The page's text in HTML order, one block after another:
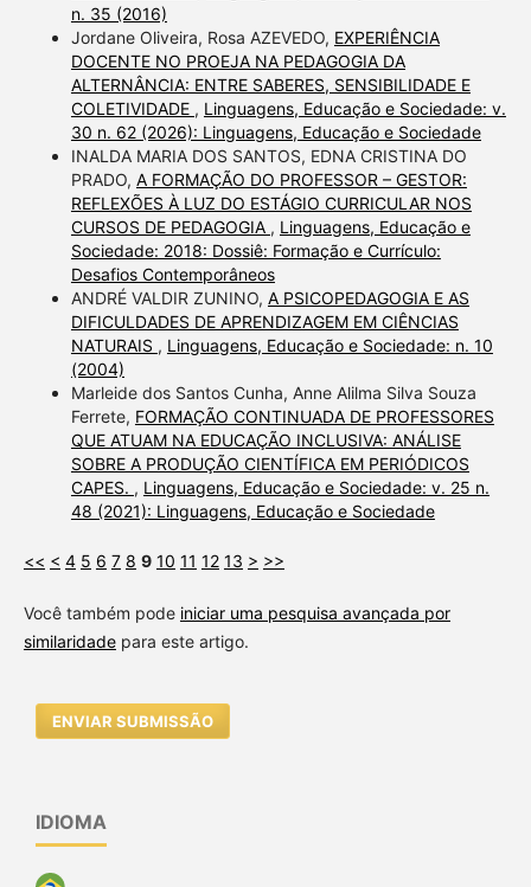
n. 35 (2016)
Jordane Oliveira, Rosa AZEVEDO, EXPERIÊNCIA
DOCENTE NO PROEJA NA PEDAGOGIA DA
ALTERNÂNCIA: ENTRE SABERES, SENSIBILIDADE E
COLETIVIDADE , Linguagens, Educação e Sociedade: v.
30 n. 62 (2026): Linguagens, Educação e Sociedade
INALDA MARIA DOS SANTOS, EDNA CRISTINA DO
PRADO, A FORMAÇÃO DO PROFESSOR – GESTOR:
REFLEXÕES À LUZ DO ESTÁGIO CURRICULAR NOS
CURSOS DE PEDAGOGIA , Linguagens, Educação e
Sociedade: 2018: Dossiê: Formação e Currículo:
Desafios Contemporâneos
ANDRÉ VALDIR ZUNINO, A PSICOPEDAGOGIA E AS
DIFICULDADES DE APRENDIZAGEM EM CIÊNCIAS
NATURAIS , Linguagens, Educação e Sociedade: n. 10
(2004)
Marleide dos Santos Cunha, Anne Alilma Silva Souza
Ferrete, FORMAÇÃO CONTINUADA DE PROFESSORES
QUE ATUAM NA EDUCAÇÃO INCLUSIVA: ANÁLISE
SOBRE A PRODUÇÃO CIENTÍFICA EM PERIÓDICOS
CAPES. , Linguagens, Educação e Sociedade: v. 25 n.
48 (2021): Linguagens, Educação e Sociedade
<< < 4 5 6 7 8 9 10 11 12 13 > >>
Você também pode iniciar uma pesquisa avançada por
similaridadepara este artigo.
ENVIAR SUBMISSÃO
IDIOMA